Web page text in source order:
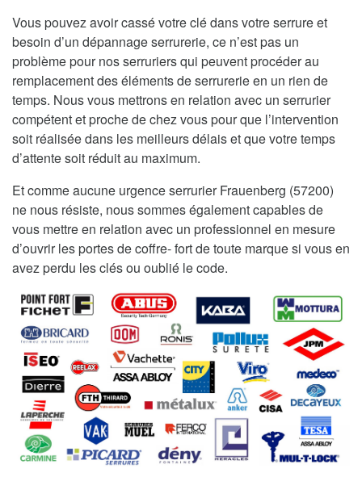
Vous pouvez avoir cassé votre clé dans votre serrure et
besoin d’un dépannage serrurerie, ce n’est pas un
problème pour nos serruriers qui peuvent procéder au
remplacement des éléments de serrurerie en un rien de
temps. Nous vous mettrons en relation avec un serrurier
compétent et proche de chez vous pour que l’intervention
soit réalisée dans les meilleurs délais et que votre temps
d’attente soit réduit au maximum.
Et comme aucune urgence serrurier Frauenberg (57200)
ne nous résiste, nous sommes également capables de
vous mettre en relation avec un professionnel en mesure
d’ouvrir les portes de coffre- fort de toute marque si vous en
avez perdu les clés ou oublié le code.